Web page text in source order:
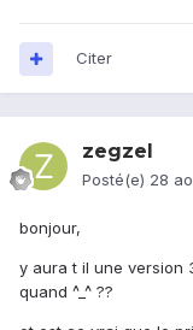
Citer
zegzel
Posté(e) 28
bonjour,
y aura t il une version
quand ^_^ ??